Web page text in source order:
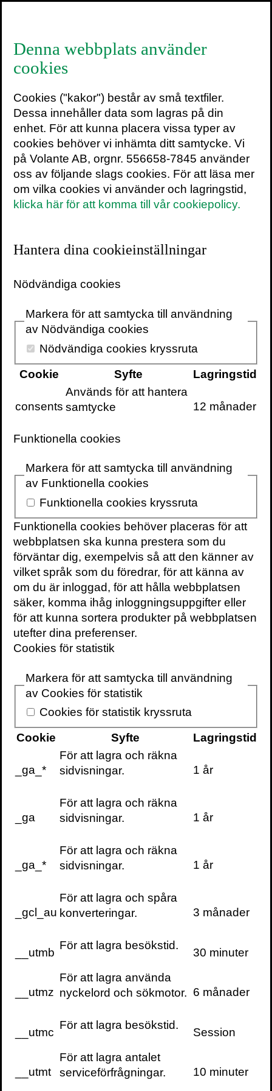
Psykologi – om foton
som minnessurrogat
2 mars 2014 1 min
Pontus Wasling
Författare, hjärnforskare och neurolog vid
Sahlgrenska Universitetssjukhuset i
Göteborg.
Mer om Pontus
FÖLJ
Twitter
VOLANTE PÅ
FACEBOOK
VOLANTE PÅTWITTER
VILL DU FÅ VÅRT
NYHETSBREV?
Information om
böcker,
föreläsningar och
till din inbox
KONTAKTA OSS
Volante
SE-111 27 Stockholm
Sweden
info@volante.se
Cookieinställningar
Denna webbplats använder
cookies
Cookies ("kakor") består av små textfiler.
Dessa innehåller data som lagras på din
enhet. För att kunna placera vissa typer av
cookies behöver vi inhämta ditt samtycke. Vi
på Volante AB, orgnr. 556658-7845 använder
oss av följande slags cookies. För att läsa mer
om vilka cookies vi använder och lagringstid,
klicka här för att komma till vår cookiepolicy.
Hantera dina cookieinställningar
Nödvändiga cookies
Markera för att samtycka till användning
av Nödvändiga cookies
Nödvändiga cookies kryssruta
Cookie
Syfte Lagringstid
consents
Används för att hantera
samtycke
12 månader
Funktionella cookies
Markera för att samtycka till användning
av Funktionella cookies
Funktionella cookies kryssruta
Funktionella cookies behöver placeras för att
webbplatsen ska kunna prestera som du
förväntar dig, exempelvis så att den känner av
vilket språk som du föredrar, för att känna av
om du är inloggad, för att hålla webbplatsen
säker, komma ihåg inloggningsuppgifter eller
för att kunna sortera produkter på webbplatsen
utefter dina preferenser.
Cookies för statistik
Markera för att samtycka till användning
av Cookies för statistik
Cookies för statistik kryssruta
Cookie
Syfte Lagringstid
_ga_*
För att lagra och räkna
sidvisningar.
1 år
_ga
För att lagra och räkna
sidvisningar.
1 år
_ga_*
För att lagra och räkna
sidvisningar.
1 år
_gcl_au
För att lagra och spåra
konverteringar.
3 månader
__utmb
För att lagra besökstid.
30 minuter
__utmz
För att lagra använda
nyckelord och sökmotor. 6 månader
__utmc
För att lagra besökstid.
Session
__utmt
För att lagra antalet
serviceförfrågningar.
10 minuter